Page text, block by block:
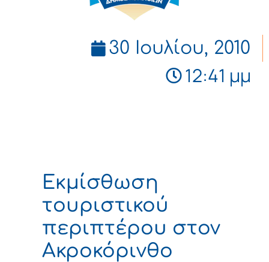
30 Ιουλίου, 2010
12:41 μμ
Εκμίσθωση
τουριστικού
περιπτέρου στον
Ακροκόρινθο